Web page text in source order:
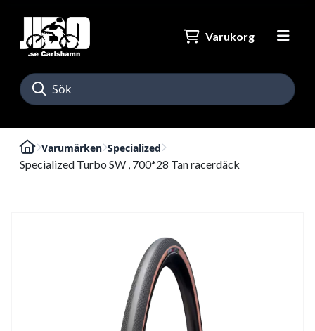
Varukorg
Varumärken Specialized
Specialized Turbo SW , 700*28 Tan racerdäck